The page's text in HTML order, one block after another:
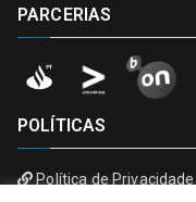
PARCERIAS
POLÍTICAS
Política de Privacidade